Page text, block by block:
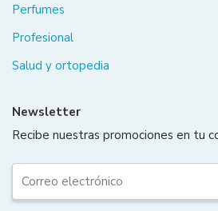
Perfumes
Profesional
Salud y ortopedia
Newsletter
Recibe nuestras promociones en tu